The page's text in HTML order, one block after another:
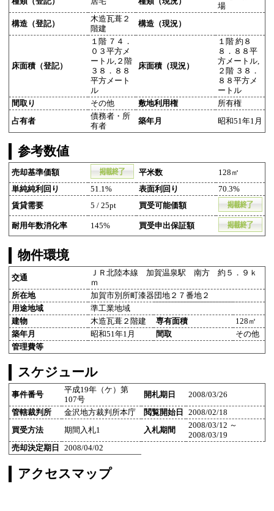
場
構造（登記）
木造瓦葺２
階建
構造（現況）
床面積（登記）
１階 ７４．
０３平方メ
ートル,２階
３８．８８
平方メート
ル
床面積（現況）
１階 約８
８．８８平
方メートル,
２階 ３８．
８８平方メ
ートル
間取り
その他 敷地利用権 所有権
占有者
債務者・所
有者
築年月 昭和51年1月
参考数値
売却基準価額 平米数
128㎡
単純純利回り
51.1% 表面利回り
70.3%
賃貸需要
5 / 25pt 買受可能価額
耐用年数消化率 145% 買受申出保証額
物件環境
交通
ＪＲ北陸本線 加賀温泉駅 南方 約５．９ｋ
ｍ
所在地
加賀市別所町漆器団地２７番地２
用途地域
準工業地域
建物
木造瓦葺２階建 専有面積
128㎡
築年月
昭和51年1月 間取
その他
管理費等
スケジュール
事件番号
平成19年（ケ）第
107号
開札期日 2008/03/26
管轄裁判所 金沢地方裁判所本庁 閲覧開始日 2008/02/18
買受方法 期間入札1 入札期間
2008/03/12 ～
2008/03/19
売却決定期日
2008/04/02
アクセスマップ